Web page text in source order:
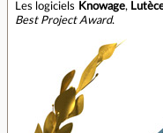
Les logiciels Knowage,
Best Project Award.